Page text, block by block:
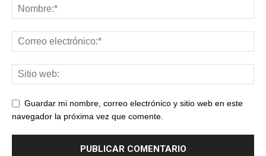
Guardar mi nombre, correo electrónico y sitio web en este
navegador la próxima vez que comente.